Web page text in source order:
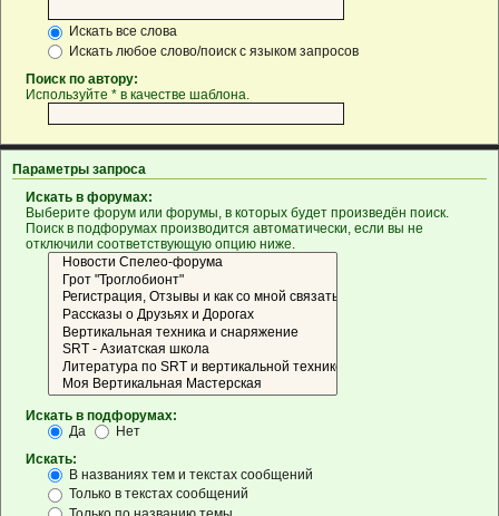
Искать все слова
Искать любое слово/поиск с языком запросов
Поиск по автору:
Используйте * в качестве шаблона.
Параметры запроса
Искать в форумах:
Выберите форум или форумы, в которых будет произведён поиск.
Поиск в подфорумах производится автоматически, если вы не
отключили соответствующую опцию ниже.
Искать в подфорумах:
Да
Нет
Искать:
В названиях тем и текстах сообщений
Только в текстах сообщений